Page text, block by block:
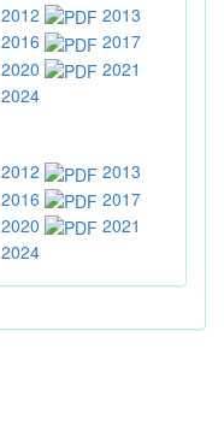
2012
2013
2016
2017
2020
2021
2024
2012
2013
2016
2017
2020
2021
2024